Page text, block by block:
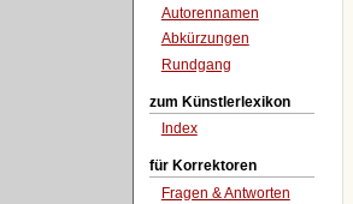
Autorennamen
Abkürzungen
Rundgang
zum Künstlerlexikon
Index
für Korrektoren
Fragen & Antworten